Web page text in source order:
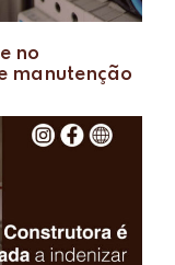
no
manutenção